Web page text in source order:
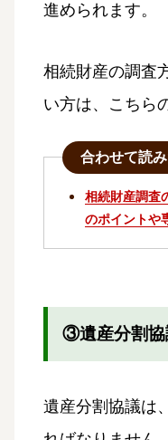
進められます。
相続財産の調査
い方は、こちら
合わせて読
相続財産調査
のポイントや
③遺産分割協
遺産分割協議は